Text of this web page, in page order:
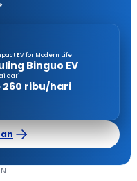
EV for Modern Life
Binguo EV
dari
260 ribu/hari